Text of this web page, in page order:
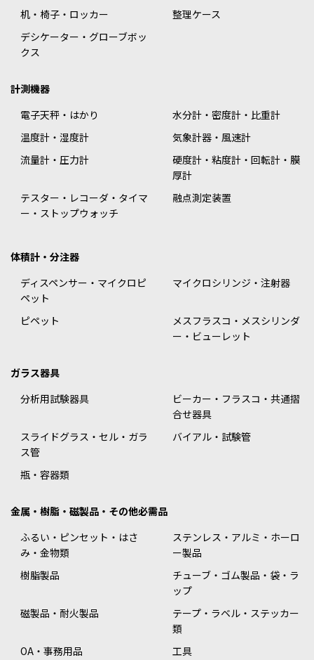
机・椅子・ロッカー
整理ケース
デシケーター・グローブボッ
クス
計測機器
電子天秤・はかり
水分計・密度計・比重計
温度計・湿度計
気象計器・風速計
流量計・圧力計
硬度計・粘度計・回転計・膜
厚計
テスター・レコーダ・タイマ
ー・ストップウォッチ
融点測定装置
体積計・分注器
ディスペンサー・マイクロピ
ペット
マイクロシリンジ・注射器
ピペット
メスフラスコ・メスシリンダ
ー・ビューレット
ガラス器具
分析用試験器具
ビーカー・フラスコ・共通摺
合せ器具
スライドグラス・セル・ガラ
ス管
バイアル・試験管
瓶・容器類
金属・樹脂・磁製品・その他必需品
ふるい・ピンセット・はさ
み・金物類
ステンレス・アルミ・ホーロ
ー製品
樹脂製品
チューブ・ゴム製品・袋・ラ
ップ
磁製品・耐火製品
テープ・ラベル・ステッカー
類
OA・事務用品
工具